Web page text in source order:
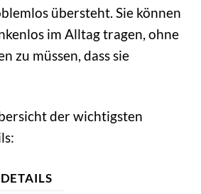
übersteht. Sie können
im Alltag tragen, ohne
zu müssen, dass sie
der wichtigsten
DETAILS